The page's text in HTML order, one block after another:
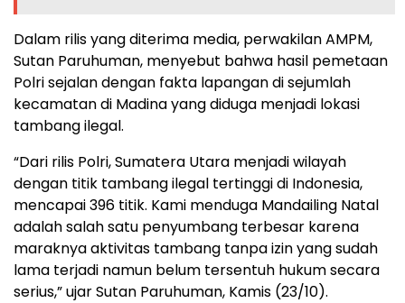
Dalam rilis yang diterima media, perwakilan AMPM,
Sutan Paruhuman, menyebut bahwa hasil pemetaan
Polri sejalan dengan fakta lapangan di sejumlah
kecamatan di Madina yang diduga menjadi lokasi
tambang ilegal.
“Dari rilis Polri, Sumatera Utara menjadi wilayah
dengan titik tambang ilegal tertinggi di Indonesia,
mencapai 396 titik. Kami menduga Mandailing Natal
adalah salah satu penyumbang terbesar karena
maraknya aktivitas tambang tanpa izin yang sudah
lama terjadi namun belum tersentuh hukum secara
serius,” ujar Sutan Paruhuman, Kamis (23/10).